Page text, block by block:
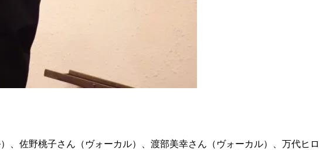
佐野桃子さん（ヴォーカル）、渡部美幸さん（ヴォーカル）、万代ヒロ